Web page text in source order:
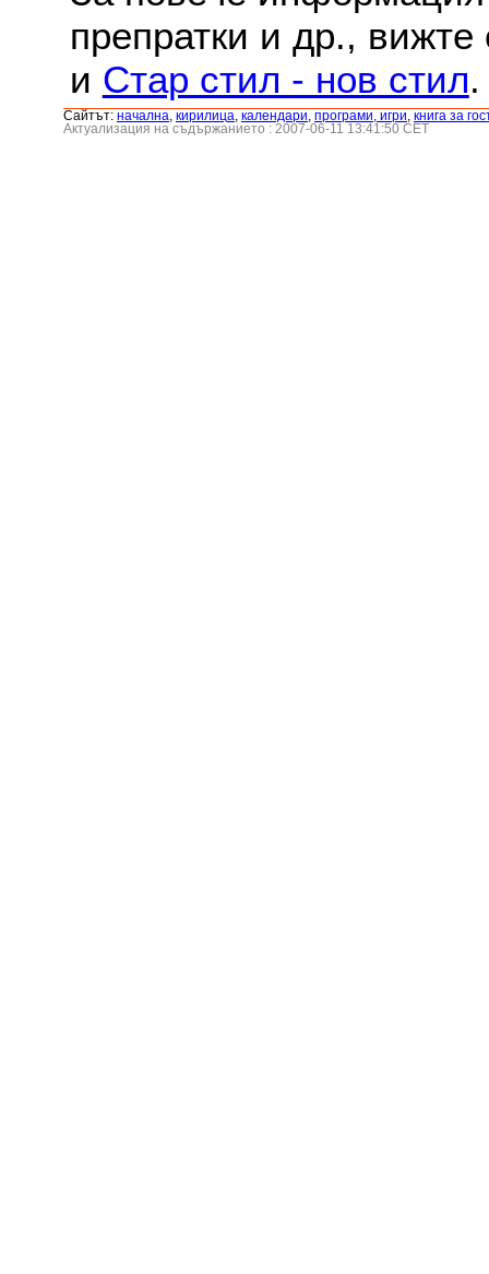
препратки и др.,
и Стар стил - нов стил.
Сайтът: началнa кирилица календари програми, игри книга за
Актуализация на съдържанието : 2007-06-11 13:41:50 CET